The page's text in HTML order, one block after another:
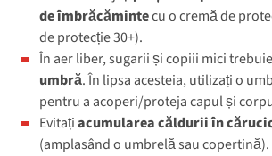
de îmbrăcămintecu o cremă de
de protecție 30+).
În aer liber, sugarii și copiii mici
umbră. În lipsa acesteia, utilizați o
pentru a acoperi/proteja capul și
Evitațiacumularea căldurii în
(amplasând o umbrelă sau copertină).